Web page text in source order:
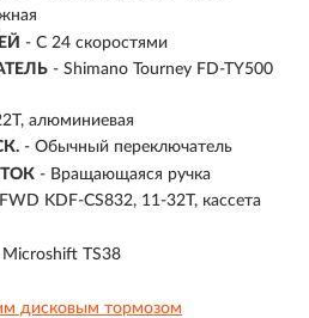
- С 24 скоростями
- Shimano Tourney FD-TY500
алюминиевая
- Обычный переключатель
- Вращающаяся ручка
KDF-CS832, 11-32T, кассета
Microshift TS38
дисковым тормозом